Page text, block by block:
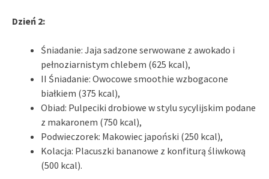
Dzień 2:
Śniadanie: Jaja sadzone serwowane z awokado i
pełnoziarnistym chlebem (625 kcal),
II Śniadanie: Owocowe smoothie wzbogacone
białkiem (375 kcal),
Obiad: Pulpeciki drobiowe w stylu sycylijskim podane
z makaronem (750 kcal),
Podwieczorek: Makowiec japoński (250 kcal),
Kolacja: Placuszki bananowe z konfiturą śliwkową
(500 kcal).